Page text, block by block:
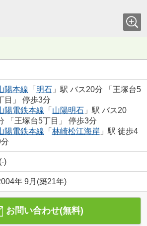
陽本線 「 明石」駅 バス20分 「王塚台5
目」 停歩3分
陽電鉄本線 「 山陽明石」駅 バス20
「王塚台5丁目」 停歩3分
陽電鉄本線 「 林崎松江海岸 」駅 徒歩4
)
年 9月(築21年)
お問い合わせ(無料)